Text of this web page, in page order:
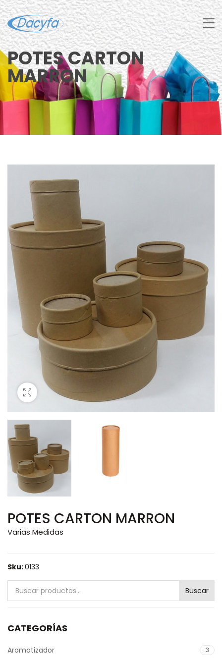
POTES CARTON
MARRON
POTES CARTON MARRON
Varias Medidas
Sku:0133
Buscar
CATEGORÍAS
Aromatizador 3